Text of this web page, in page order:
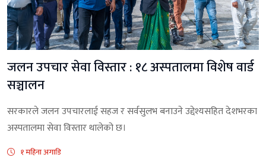
जलन उपचार सेवा विस्तार : १८ अस्पतालमा विशेष वार्ड
सञ्चालन
सरकारले जलन उपचारलाई सहज र सर्वसुलभ बनाउने उद्देश्यसहित देशभरका
अस्पतालमा सेवा विस्तार थालेको छ।
१ महिना अगाडि